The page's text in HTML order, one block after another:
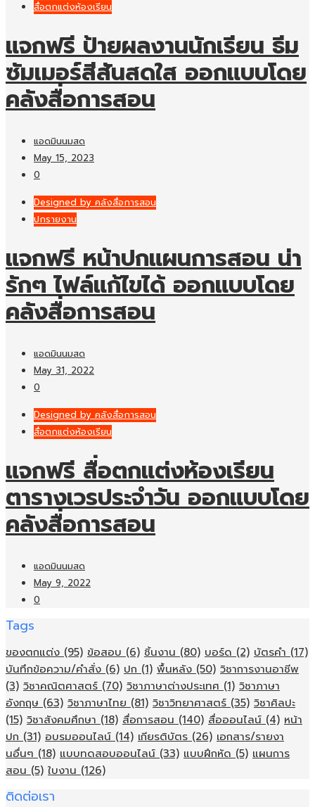
สื่อตกแต่งห้องเรียน
แจกฟรี ป้ายผลงานนักเรียน ธีม
ซัมเมอร์สีสันสดใส ออกแบบโดย
คลังสื่อการสอน
แอดมินนมสด
May 15, 2023
0
Designed by คลังสื่อการสอน
ปกรายงาน
แจกฟรี หน้าปกแผนการสอน น่า
รักๆ ไฟล์แก้ไขได้ ออกแบบโดย
คลังสื่อการสอน
แอดมินนมสด
May 31, 2022
0
Designed by คลังสื่อการสอน
สื่อตกแต่งห้องเรียน
แจกฟรี สื่อตกแต่งห้องเรียน
ตารางเวรประจำวัน ออกแบบโดย
คลังสื่อการสอน
แอดมินนมสด
May 9, 2022
0
Tags
ของตกแต่ง (95) ข้อสอบ (6) ชิ้นงาน (80) บอร์ด (2) บัตรคำ (17)
บันทึกข้อความ/คำสั่ง (6) ปก (1) พื้นหลัง (50) วิชาการงานอาชีพ
(3) วิชาคณิตศาสตร์ (70) วิชาภาษาต่างประเทศ (1) วิชาภาษา
อังกฤษ (63) วิชาภาษาไทย (81) วิชาวิทยาศาสตร์ (35) วิชาศิลปะ
(15) วิชาสังคมศึกษา (18) สื่อการสอน (140) สื่อออนไลน์ (4) หน้า
ปก (31) อบรมออนไลน์ (14) เกียรติบัตร (26) เอกสาร/รายงา
นอื่นๆ (18) แบบทดสอบออนไลน์ (33) แบบฝึกหัด (5) แผนการ
สอน (5) ใบงาน (126)
ติดต่อเรา